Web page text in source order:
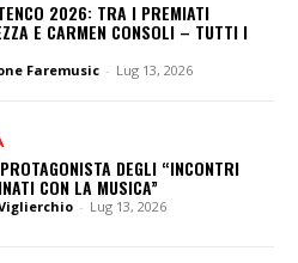
2026: TRA I PREMIATI
E CARMEN CONSOLI – TUTTI I
Faremusic - Lug 13, 2026
DEGLI “INCONTRI
CON LA MUSICA”
- Lug 13, 2026